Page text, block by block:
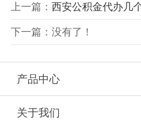
上一篇： 西安公积金代办几个方案是
下一篇：没有了！
产品中心
关于我们